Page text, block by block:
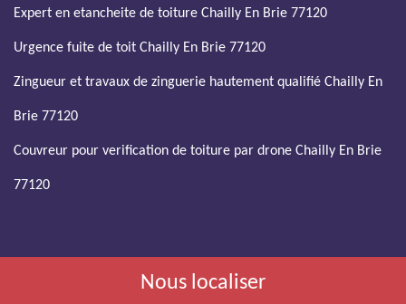
Expert en etancheite de toiture Chailly En Brie 77120
Urgence fuite de toit Chailly En Brie 77120
Zingueur et travaux de zinguerie hautement qualifié Chailly En
Brie 77120
Couvreur pour verification de toiture par drone Chailly En Brie
77120
Nous localiser